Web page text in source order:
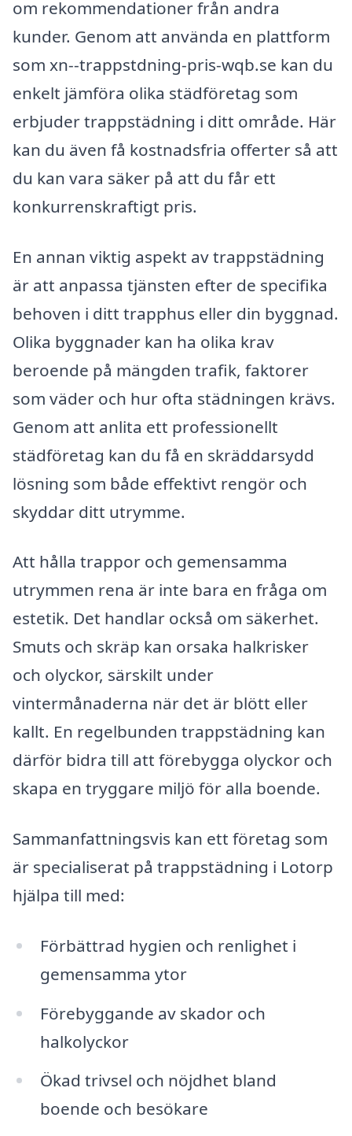
om rekommendationer från andra
kunder. Genom att använda en plattform
som xn--trappstdning-pris-wqb.se kan du
enkelt jämföra olika städföretag som
erbjuder trappstädning i ditt område. Här
kan du även få kostnadsfria offerter så att
du kan vara säker på att du får ett
konkurrenskraftigt pris.
En annan viktig aspekt av trappstädning
är att anpassa tjänsten efter de specifika
behoven i ditt trapphus eller din byggnad.
Olika byggnader kan ha olika krav
beroende på mängden trafik, faktorer
som väder och hur ofta städningen krävs.
Genom att anlita ett professionellt
städföretag kan du få en skräddarsydd
lösning som både effektivt rengör och
skyddar ditt utrymme.
Att hålla trappor och gemensamma
utrymmen rena är inte bara en fråga om
estetik. Det handlar också om säkerhet.
Smuts och skräp kan orsaka halkrisker
och olyckor, särskilt under
vintermånaderna när det är blött eller
kallt. En regelbunden trappstädning kan
därför bidra till att förebygga olyckor och
skapa en tryggare miljö för alla boende.
Sammanfattningsvis kan ett företag som
är specialiserat på trappstädning i Lotorp
hjälpa till med:
Förbättrad hygien och renlighet i
gemensamma ytor
Förebyggande av skador och
halkolyckor
Ökad trivsel och nöjdhet bland
boende och besökare